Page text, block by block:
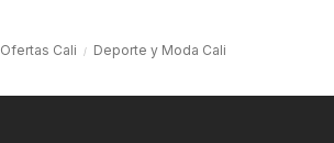
Ofertas Cali Deporte y Moda Cali